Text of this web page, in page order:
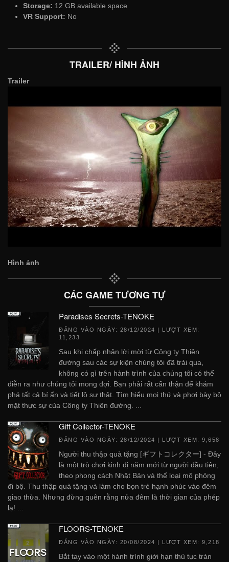
Storage: 12 GB available space
VR Support: No
TRAILER/ HÌNH ẢNH
Trailer
Hình ảnh
CÁC GAME TƯƠNG TỰ
Paradises Secrets-TENOKE
ĐĂNG VÀO NGÀY: 28/12/2024 | LƯỢT XEM:
11,233
Sau khi chấp nhận lời mời từ Công ty Thiên
đường sau các sự kiện chúng tôi đã trải qua,
không có gì trên hành trình của chúng tôi có thể
diễn ra như chúng tôi mong đợi. Bạn phải rất cẩn thận để khám
phá tất cả bí ẩn và tiết lộ sự thật. Tìm hiểu mọi thứ và phơi bày bộ
mặt thực sự của Công ty Thiên đường. ...
Gift Collector-TENOKE
ĐĂNG VÀO NGÀY: 28/12/2024 | LƯỢT XEM: 9,658
Người thu thập quà tặng [ギフトコレクター] - Đây
là một trò chơi kinh dị năm mới từ người đầu tiên,
theo phong cách Nhật Bản và thể loại mô phỏng
đi bộ. Thu thập quà tặng và làm cho bọn trẻ hạnh phúc vào đêm
giao thừa. Nhưng đừng quên rằng nửa đêm là thời gian của phép
lạ! ...
FLOORS-TENOKE
ĐĂNG VÀO NGÀY: 20/08/2024 | LƯỢT XEM: 9,218
Bắt tay vào một hành trình giới hạn thủ tục tràn